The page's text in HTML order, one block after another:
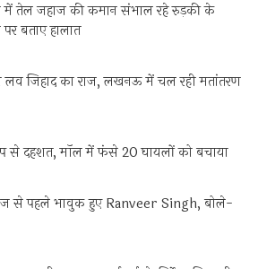
में तेल जहाज की कमान संभाल रहे रुड़की के
बताए हालात
लव जिहाद का राज, लखनऊ में चल रही मतांतरण
से दहशत, मॉल में फंसे 20 घायलों को बचाया
से पहले भावुक हुए Ranveer Singh, बोले-